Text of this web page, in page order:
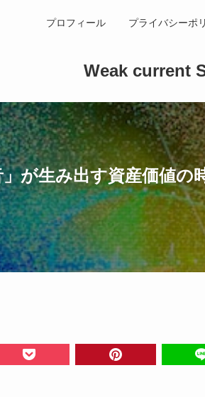
Weak current
プロフィール プライバシーポ
が生み出す資産価値